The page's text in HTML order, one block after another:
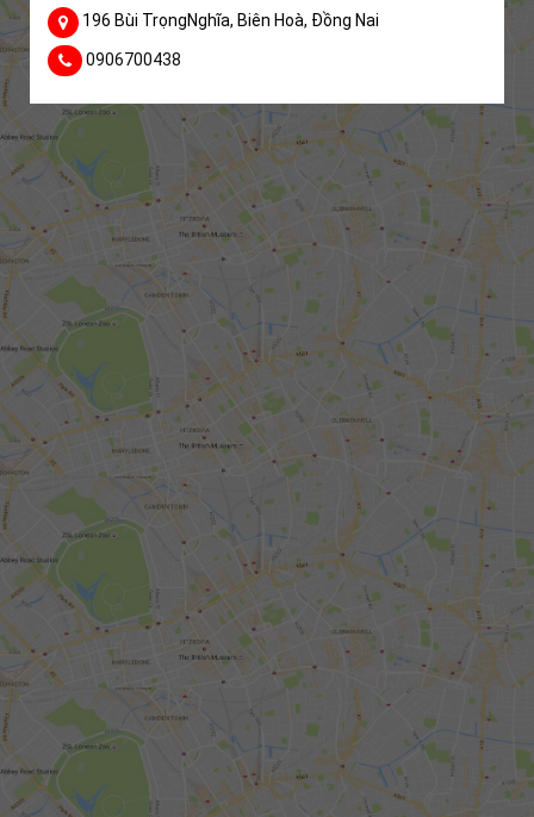
196 Bùi TrọngNghĩa, Biên Hoà, Đồng Nai
0906700438